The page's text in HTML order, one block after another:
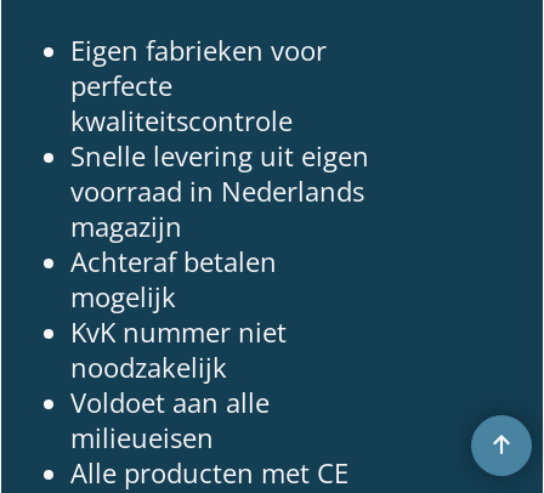
Eigen fabrieken voor
perfecte
kwaliteitscontrole
Snelle levering uit eigen
voorraad in Nederlands
magazijn
Achteraf betalen
mogelijk
KvK nummer niet
noodzakelijk
Voldoet aan alle
milieueisen
Alle producten met CE